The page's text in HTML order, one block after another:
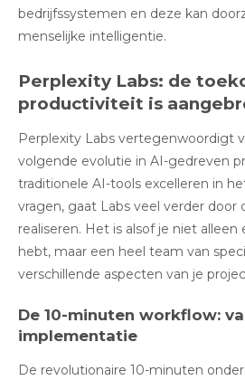
bedrijfssystemen en deze kan
menselijke intelligentie.
Perplexity Labs: de
productiviteit is
Perplexity Labs vertegenwoordigt
volgende evolutie in AI-gedreven
traditionele AI-tools excelleren in
vragen, gaat Labs veel verder
realiseren. Het is alsof je niet
hebt, maar een heel team van
verschillende aspecten van je
De 10-minuten workflow:
implementatie
De revolutionaire 10-minuten